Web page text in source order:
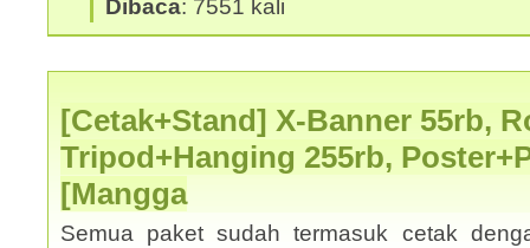
Dibaca: 7551 kali
[Cetak+Stand] X-Banner 55rb,
Tripod+Hanging 255rb,
[Mangga
Semua paket sudah termasuk cetak